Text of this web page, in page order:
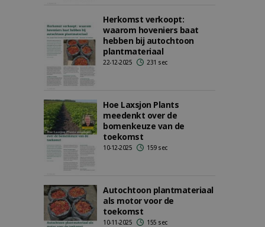
Herkomst verkoopt:
waarom hoveniers baat
hebben bij autochtoon
plantmateriaal
22-12-2025 231 sec
Hoe Laxsjon Plants
meedenkt over de
bomenkeuze van de
toekomst
10-12-2025 159 sec
Autochtoon plantmateriaal
als motor voor de
toekomst
10-11-2025 155 sec